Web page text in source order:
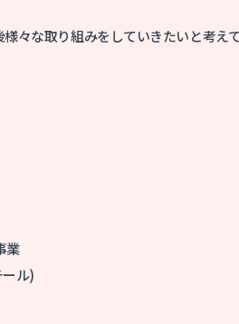
々な取り組みをしていきたいと考え
業
ル)